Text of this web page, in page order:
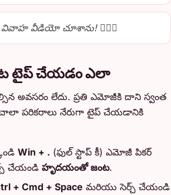
వివాహ వీడియో చూశాను! 👩‍❤️‍👨
టైప్ చేయడం ఎలా
అవసరం లేదు. ప్రతి ఎమోజీకి దాని స్వంత
పరికరాలు నేరుగా టైప్ చేయడానికి
Win + . (ఫుల్ స్టాప్ కీ) ఎమోజీ పికర్
చేయండి హృదయంతో జంట.
+ Cmd + Space మరియు సెర్చ్ చేయండి